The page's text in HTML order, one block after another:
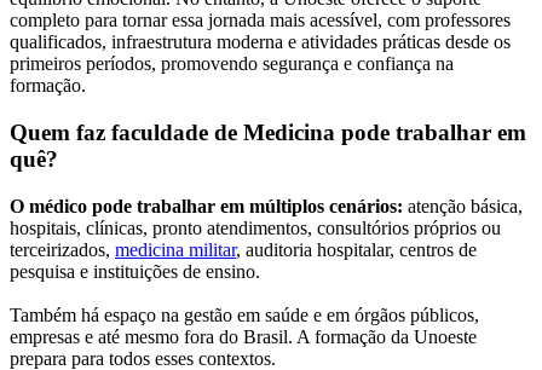
completo para tornar essa jornada mais acessível, com professores
qualificados, infraestrutura moderna e atividades práticas desde os
primeiros períodos, promovendo segurança e confiança na
formação.
Quem faz faculdade de Medicina pode trabalhar em
quê?
O médico pode trabalhar em múltiplos cenários: atenção básica,
hospitais, clínicas, pronto atendimentos, consultórios próprios ou
terceirizados, medicina militar, auditoria hospitalar, centros de
pesquisa e instituições de ensino.
Também há espaço na gestão em saúde e em órgãos públicos,
empresas e até mesmo fora do Brasil. A formação da Unoeste
prepara para todos esses contextos.